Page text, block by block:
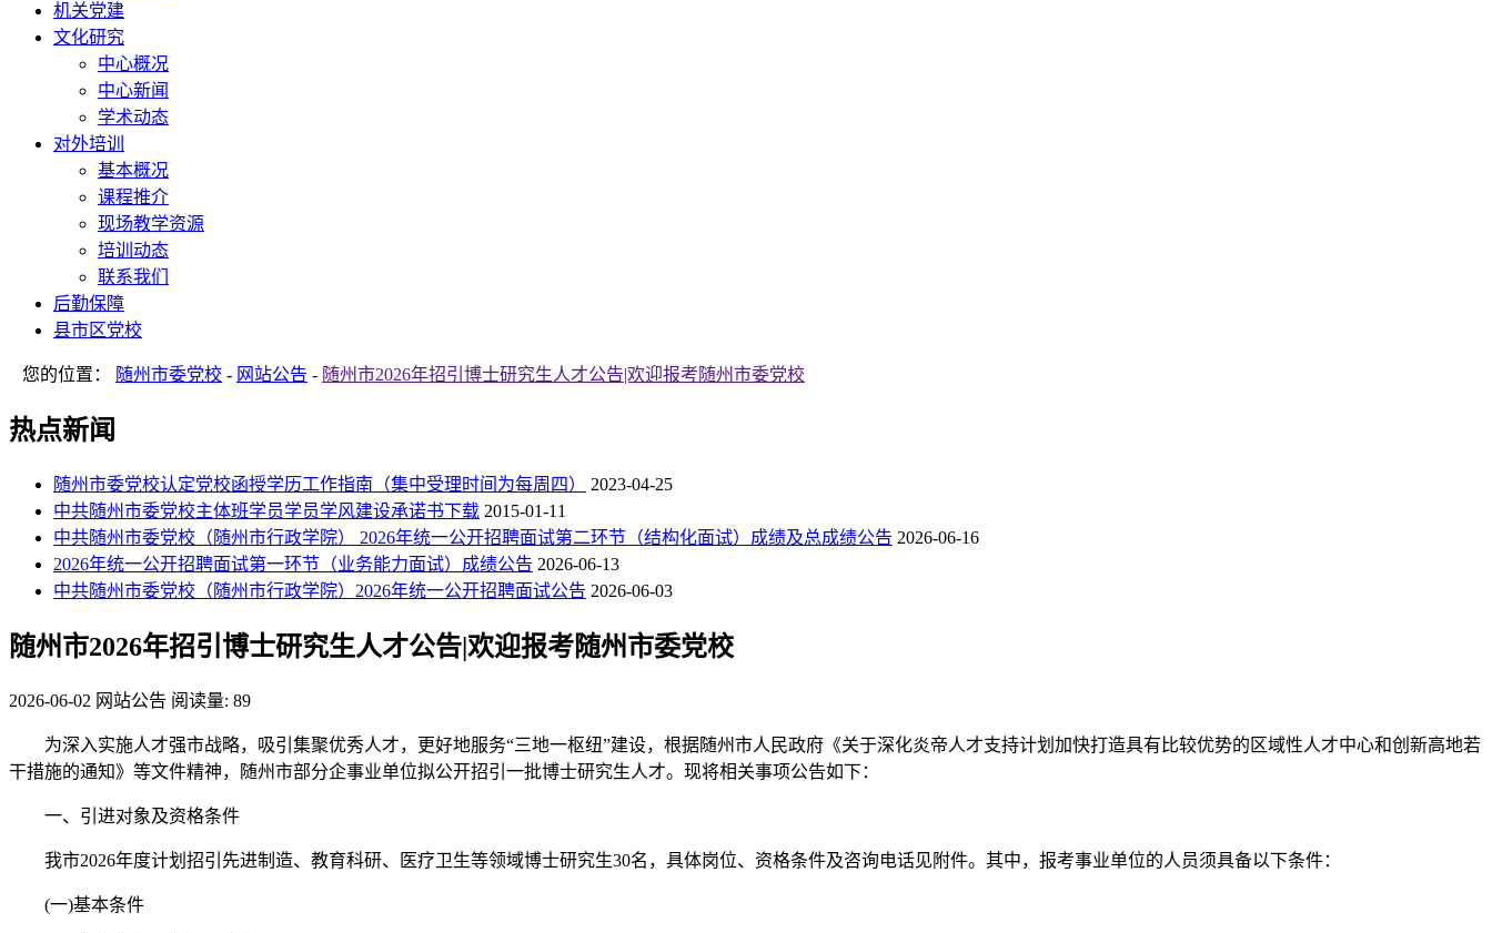
机关党建
文化研究
中心概况
中心新闻
学术动态
对外培训
基本概况
课程推介
现场教学资源
培训动态
联系我们
后勤保障
县市区党校
您的位置： 随州市委党校 - 网站公告 - 随州市2026年招引博士研究生人才公告|欢迎报考随州市委党校
热点新闻
随州市委党校认定党校函授学历工作指南（集中受理时间为每周四）
2023-04-25
中共随州市委党校主体班学员学员学风建设承诺书下载 2015-01-11
中共随州市委党校（随州市行政学院） 2026年统一公开招聘面试第二环节（结构化面试）成绩及总成绩公告 2026-06-16
2026年统一公开招聘面试第一环节（业务能力面试）成绩公告 2026-06-13
中共随州市委党校（随州市行政学院）2026年统一公开招聘面试公告 2026-06-03
随州市2026年招引博士研究生人才公告|欢迎报考随州市委党校
2026-06-02 网站公告 阅读量: 89
为深入实施人才强市战略，吸引集聚优秀人才，更好地服务“三地一枢纽”建设，根据随州市人民政府《关于深化炎帝人才支持计划加快打造具有比较优势的区域性人才中心和创新高地若
干措施的通知》等文件精神，随州市部分企事业单位拟公开招引一批博士研究生人才。现将相关事项公告如下：
一、引进对象及资格条件
我市2026年度计划招引先进制造、教育科研、医疗卫生等领域博士研究生30名，具体岗位、资格条件及咨询电话见附件。其中，报考事业单位的人员须具备以下条件：
(一)基本条件